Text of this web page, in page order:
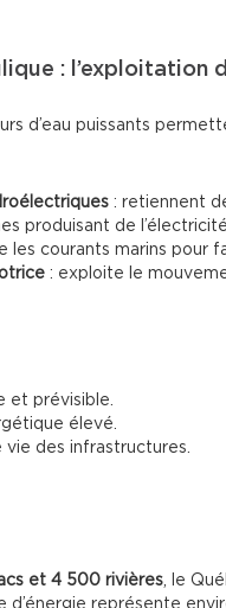
: l’exploitation
d’eau puissants
: retiennent
produisant de
les courants marins pour
: exploite le
et prévisible.
élevé.
vie des infrastructures.
et 4 500 rivières, le
d’énergie représente